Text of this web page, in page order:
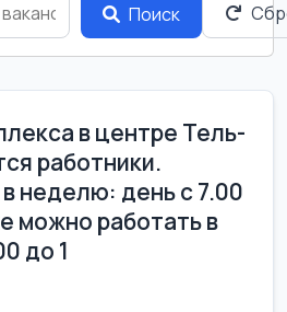
Поиск
в центре Тель-
работники.
неделю: день с 7.00
можно работать в
до 1